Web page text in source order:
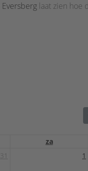
Eversberg laat zien hoe
za
1